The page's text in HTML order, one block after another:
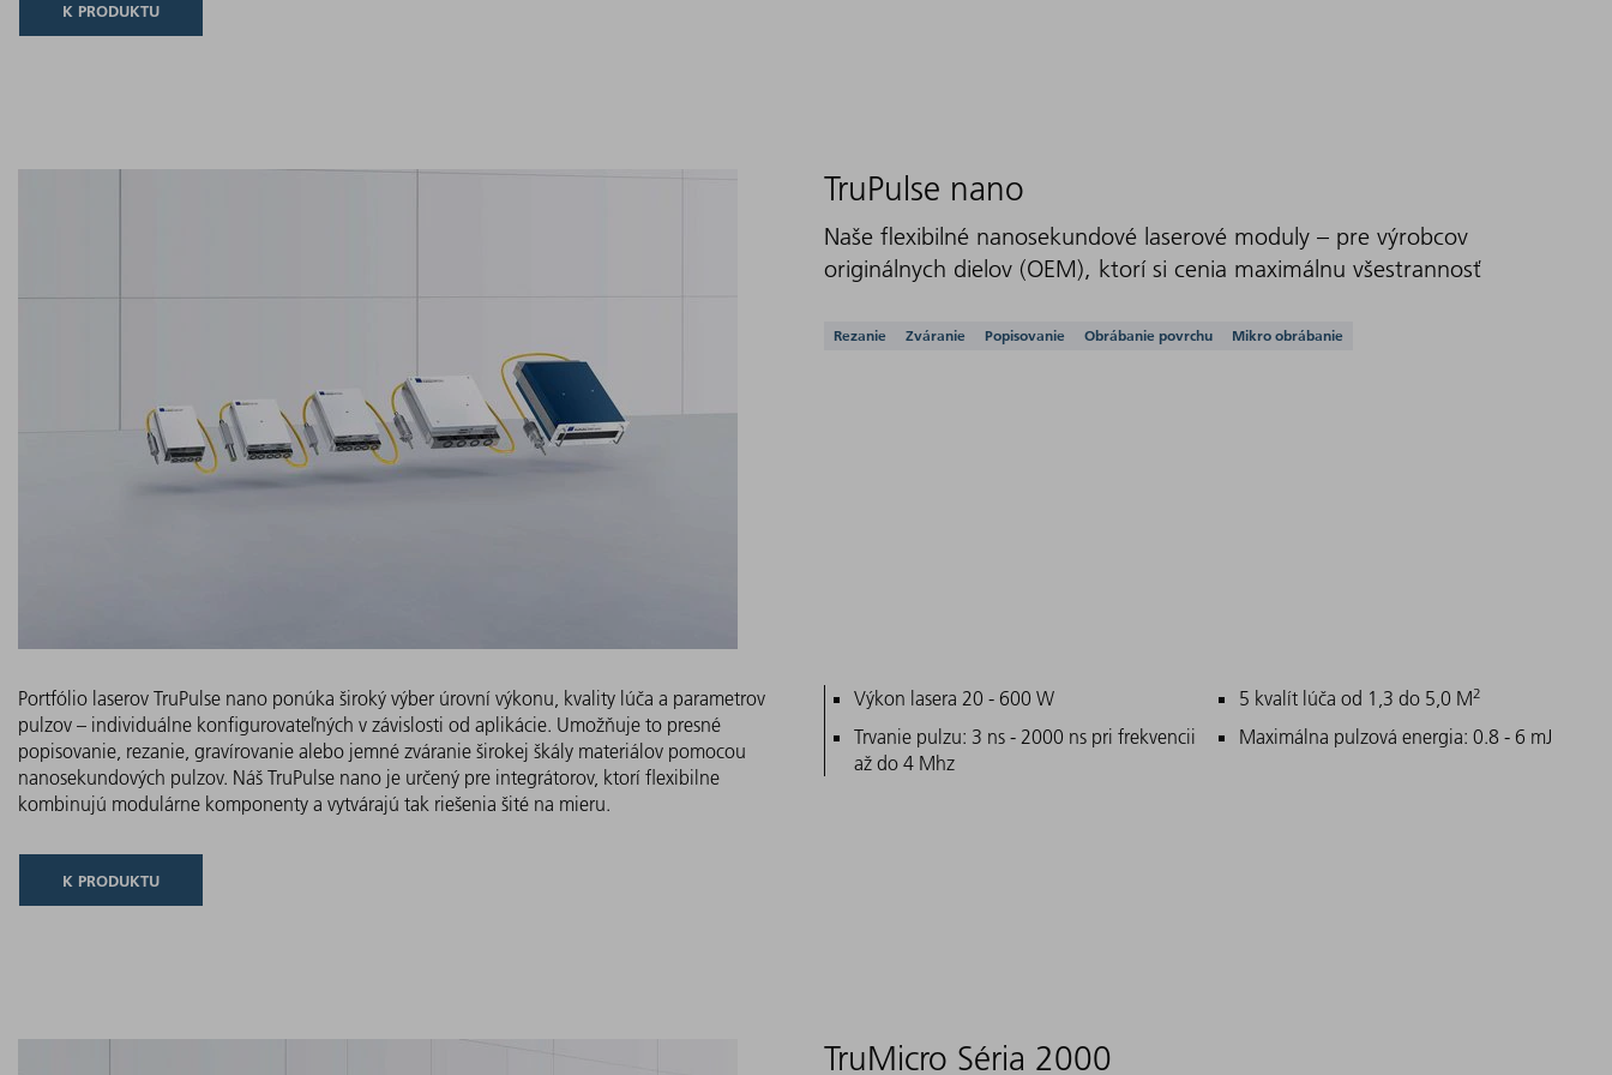
K PRODUKTU
TruPulse nano
Naše flexibilné nanosekundové laserové moduly – pre výrobcov
originálnych dielov (OEM), ktorí si cenia maximálnu všestrannosť
Podporované aplikácie
Rezanie Zváranie Popisovanie Obrábanie povrchu Mikro obrábanie
Portfólio laserov TruPulse nano ponúka široký výber úrovní výkonu, kvality lúča a parametrov
pulzov – individuálne konfigurovateľných v závislosti od aplikácie. Umožňuje to presné
popisovanie, rezanie, gravírovanie alebo jemné zváranie širokej škály materiálov pomocou
nanosekundových pulzov. Náš TruPulse nano je určený pre integrátorov, ktorí flexibilne
kombinujú modulárne komponenty a vytvárajú tak riešenia šité na mieru.
Hlavné znaky
Výkon lasera 20 - 600 W 5 kvalít lúča od 1,3 do 5,0 M2
Trvanie pulzu: 3 ns - 2000 ns pri frekvencii
až do 4 Mhz
Maximálna pulzová energia: 0.8 - 6 mJ
K PRODUKTU
TruMicro Séria 2000